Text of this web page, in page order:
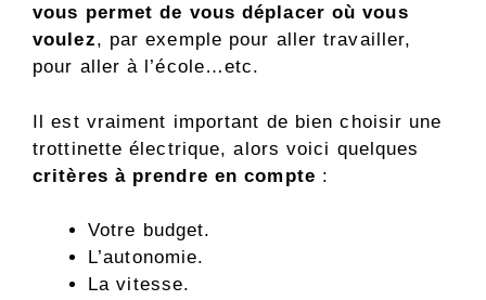
vous permet de vous déplacer où vous
voulez, par exemple pour aller travailler,
pour aller à l’école…etc.
Il est vraiment important de bien choisir une
trottinette électrique, alors voici quelques
critères à prendre en compte :
Votre budget.
L’autonomie.
La vitesse.